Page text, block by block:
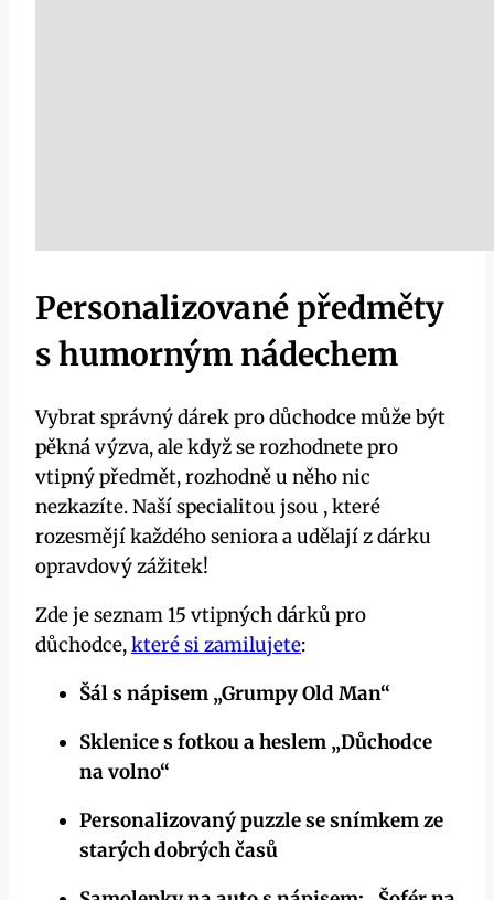
Personalizované předměty
s humorným nádechem
Vybrat správný dárek pro důchodce může být
pěkná výzva, ale když se rozhodnete pro
vtipný předmět, rozhodně u něho nic
nezkazíte. Naší specialitou jsou , které
rozesmějí každého seniora a udělají z dárku
opravdový zážitek!
Zde je seznam 15 vtipných dárků pro
důchodce,které si zamilujete:
Šál s nápisem „Grumpy Old Man“
Sklenice s fotkou a heslem „Důchodce
na volno“
Personalizovaný puzzle se snímkem ze
starých dobrých časů